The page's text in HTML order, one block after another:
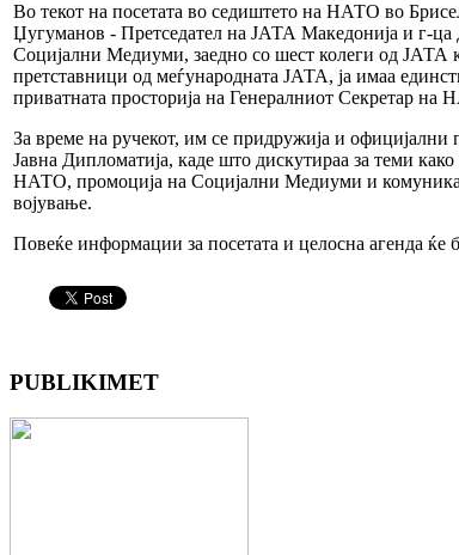
Во текот на посетата во седиштето на НАТО во
Џугуманов - Претседател на ЈАТА Македонија и г-
Социјални Медиуми, заедно со шест колеги од ЈАТА
претставници од меѓународната ЈАТА, ја имаа
приватната просторија на Генералниот Секретар на
За време на ручекот, им се придружија и
Јавна Дипломатија, каде што дискутираа за теми
НАТО, промоција на Социјални Медиуми и
војување.
Повеќе информации за посетата и целосна агенда ќе
PUBLIKIMET